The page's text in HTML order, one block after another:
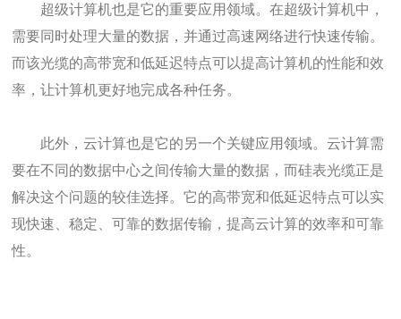
超级计算机也是它的重要应用领域。在超级计算机中，
需要同时处理大量的数据，并通过高速网络进行快速传输。
而该光缆的高带宽和低延迟特点可以提高计算机的性能和效
率，让计算机更好地完成各种任务。
此外，云计算也是它的另一个关键应用领域。云计算需
要在不同的数据中心之间传输大量的数据，而硅表光缆正是
解决这个问题的较佳选择。它的高带宽和低延迟特点可以实
现快速、稳定、可靠的数据传输，提高云计算的效率和可靠
性。